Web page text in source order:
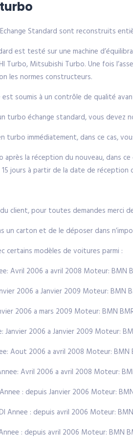
Standard sont reconstruits
est testé sur une machine
IHI Turbo, Mitsubishi Turbo. Une fois
les normes constructeurs.
soumis à un contrôle de qualité
turbo échange standard, vous
turbo immédiatement, dans ce cas,
la réception du nouveau, dans
jours à partir de la date de réception
client, pour toutes demandes merci
un carton et de le déposer dans
certains modèles de voitures parmi :
Avril 2006 a avril 2008 Moteur: BMN
2006 a Janvier 2009 Moteur: BMN
2006 a mars 2009 Moteur: BMN
Janvier 2006 a Janvier 2009 Moteur:
Aout 2006 a avril 2008 Moteur: BMN
Avril 2006 a avril 2008 Moteur:
: depuis Janvier 2006 Moteur:
Annee : depuis avril 2006 Moteur:
: depuis avril 2006 Moteur: BMN